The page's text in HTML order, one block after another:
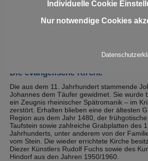
Individuelle Cookie
Nur notwendige Cookies
Die reichen Schnitzereien an den Eckpfeilern
Erbauungszeit und gehören zu den
Die evangelische Kirche
Die aus dem 11. Jahrhundert stammende
Johannes dem Täufer gewidmet. Sie wurde
ein Zeugnis rheinischer Spätromanik – im
zerstört. Erhalten blieben eine der ältesten
Region aus dem Jahr 1480, der
Taufstein sowie zahlreiche Grabplatten des
Jahrhunderts, unter anderem von der
vom Stein. Die wieder errichtete Kirche
Diezer Künstlers Rudolf Fuchs sowie des
Hindorf aus den Jahren 1950/1960.